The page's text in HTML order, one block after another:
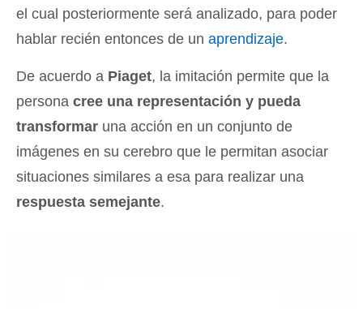
el cual posteriormente será analizado, para poder
hablar recién entonces de un aprendizaje.
De acuerdo a Piaget, la imitación permite que la
persona cree una representación y pueda
transformar una acción en un conjunto de
imágenes en su cerebro que le permitan asociar
situaciones similares a esa para realizar una
respuesta semejante.